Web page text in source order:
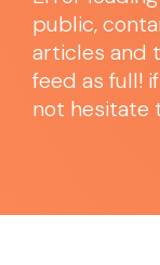
public,
articles and
feed as full!
not hesitate